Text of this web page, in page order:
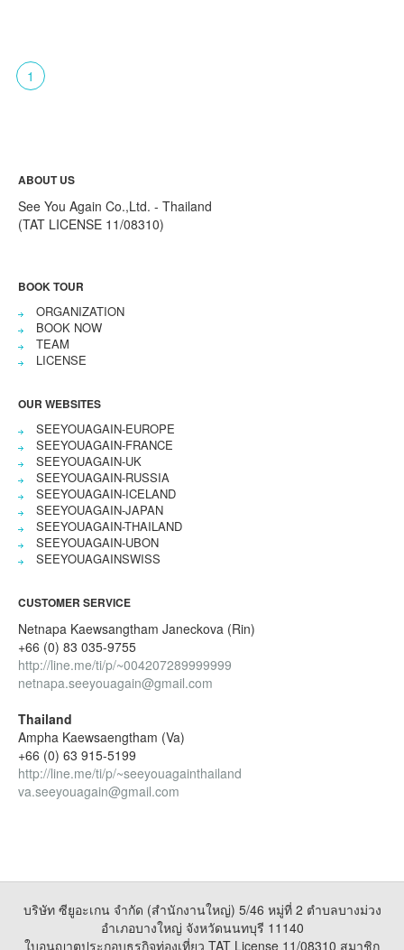
1
ABOUT US
See You Again Co.,Ltd. - Thailand
(TAT LICENSE 11/08310)
BOOK TOUR
ORGANIZATION
BOOK NOW
TEAM
LICENSE
OUR WEBSITES
SEEYOUAGAIN-EUROPE
SEEYOUAGAIN-FRANCE
SEEYOUAGAIN-UK
SEEYOUAGAIN-RUSSIA
SEEYOUAGAIN-ICELAND
SEEYOUAGAIN-JAPAN
SEEYOUAGAIN-THAILAND
SEEYOUAGAIN-UBON
SEEYOUAGAINSWISS
CUSTOMER SERVICE
Netnapa Kaewsangtham Janeckova (Rin)
+66 (0) 83 035-9755
http://line.me/ti/p/~004207289999999
netnapa.seeyouagain@gmail.com
Thailand
Ampha Kaewsaengtham (Va)
+66 (0) 63 915-5199
http://line.me/ti/p/~seeyouagainthailand
va.seeyouagain@gmail.com
บริษัท ซียูอะเกน จำกัด (สำนักงานใหญ่) 5/46 หมู่ที่ 2 ตำบลบางม่วง
อำเภอบางใหญ่ จังหวัดนนทบุรี 11140
ใบอนุญาตประกอบธุรกิจท่องเที่ยว TAT License 11/08310 สมาชิก